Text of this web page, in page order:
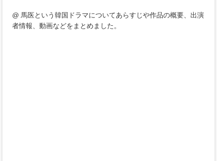
@ 馬医という韓国ドラマについてあらすじや作品の概要、出演
者情報、動画などをまとめました。